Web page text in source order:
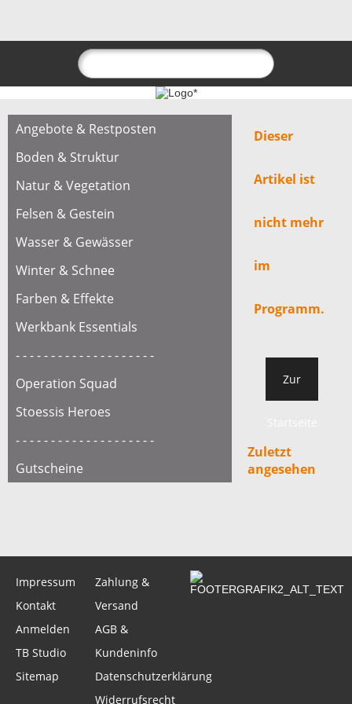
Angebote & Restposten
Boden & Struktur
Natur & Vegetation
Felsen & Gestein
Wasser & Gewässer
Winter & Schnee
Farben & Effekte
Werkbank Essentials
- - - - - - - - - - - - - - - - - - - -
Operation Squad
Stoessis Heroes
- - - - - - - - - - - - - - - - - - - -
Gutscheine
Dieser
Artikel ist
nicht mehr
im
Programm.
Zur
Zuletzt
angesehen
Impressum
Kontakt
Anmelden
TB Studio
Sitemap
Zahlung &
Versand
AGB &
Kundeninfo
Datenschutzerklärung
Widerrufsrecht